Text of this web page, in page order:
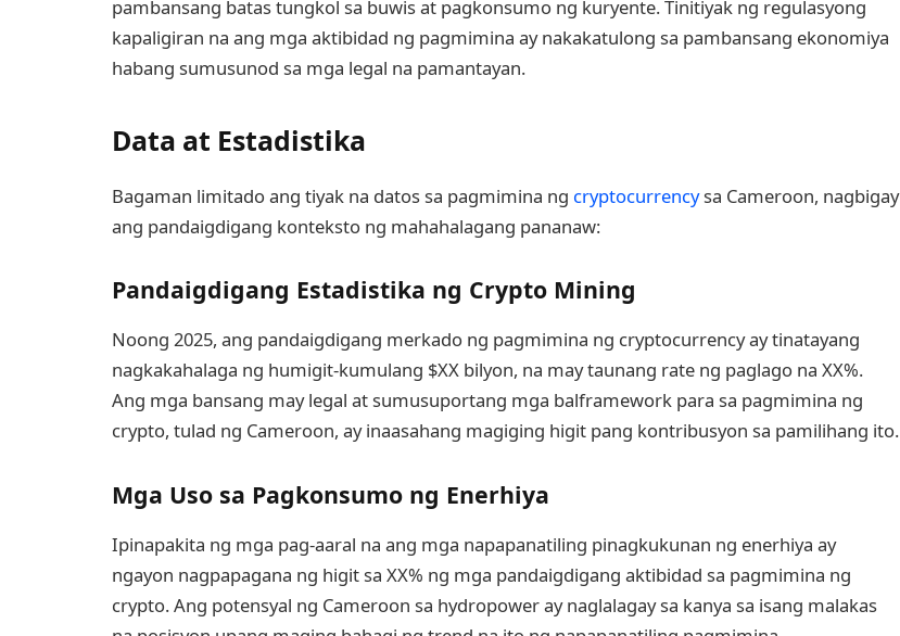
pambansang batas tungkol sa buwis at pagkonsumo ng kuryente. Tinitiyak ng regulasyong
kapaligiran na ang mga aktibidad ng pagmimina ay nakakatulong sa pambansang ekonomiya
habang sumusunod sa mga legal na pamantayan.
Data at Estadistika
Bagaman limitado ang tiyak na datos sa pagmimina ng cryptocurrencysa Cameroon, nagbigay
ang pandaigdigang konteksto ng mahahalagang pananaw:
Pandaigdigang Estadistika ng Crypto Mining
Noong 2025, ang pandaigdigang merkado ng pagmimina ng cryptocurrency ay tinatayang
nagkakahalaga ng humigit-kumulang $XX bilyon, na may taunang rate ng paglago na XX%.
Ang mga bansang may legal at sumusuportang mga balframework para sa pagmimina ng
crypto, tulad ng Cameroon, ay inaasahang magiging higit pang kontribusyon sa pamilihang ito.
Mga Uso sa Pagkonsumo ng Enerhiya
Ipinapakita ng mga pag-aaral na ang mga napapanatiling pinagkukunan ng enerhiya ay
ngayon nagpapagana ng higit sa XX% ng mga pandaigdigang aktibidad sa pagmimina ng
crypto. Ang potensyal ng Cameroon sa hydropower ay naglalagay sa kanya sa isang malakas